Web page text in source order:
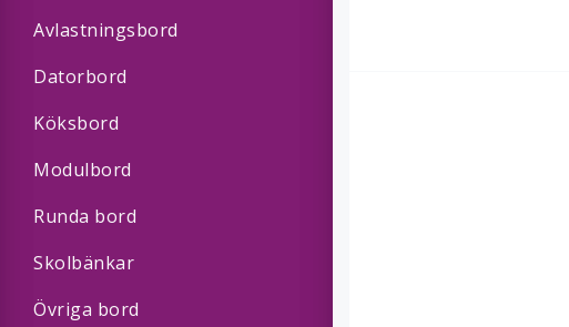
Avlastningsbord
Datorbord
Köksbord
Modulbord
Runda bord
Skolbänkar
Övriga bord